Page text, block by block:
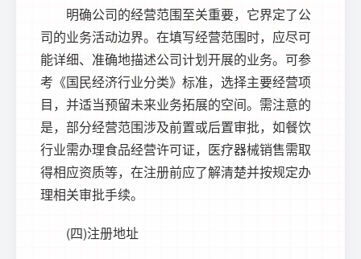
明确公司的经营范围至关重要，它界定了公
司的业务活动边界。在填写经营范围时，应尽可
能详细、准确地描述公司计划开展的业务。可参
考《国民经济行业分类》标准，选择主要经营项
目，并适当预留未来业务拓展的空间。需注意的
是，部分经营范围涉及前置或后置审批，如餐饮
行业需办理食品经营许可证，医疗器械销售需取
得相应资质等，在注册前应了解清楚并按规定办
理相关审批手续。
(四)注册地址